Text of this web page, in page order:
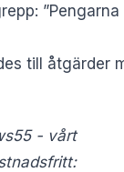
till åtgärder
- vårt